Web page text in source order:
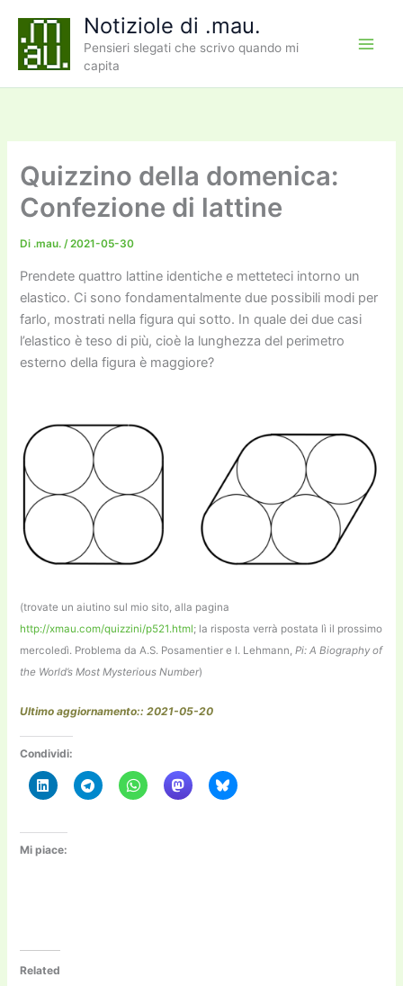
contenuto
Notiziole di .mau.
Pensieri slegati che scrivo quando mi
capita
Quizzino della domenica:
Confezione di lattine
Di .mau./2021-05-30
Prendete quattro lattine identiche e metteteci intorno un
elastico. Ci sono fondamentalmente due possibili modi per
farlo, mostrati nella figura qui sotto. In quale dei due casi
l’elastico è teso di più, cioè la lunghezza del perimetro
esterno della figura è maggiore?
(trovate un aiutino sul mio sito, alla pagina
http://xmau.com/quizzini/p521.html; la risposta verrà postata lì il prossimo
mercoledì. Problema da A.S. Posamentier e I. Lehmann,Pi: A Biography of
the World’s Most Mysterious Number)
Ultimo aggiornamento:: 2021-05-20
Condividi:
Mi piace:
Related